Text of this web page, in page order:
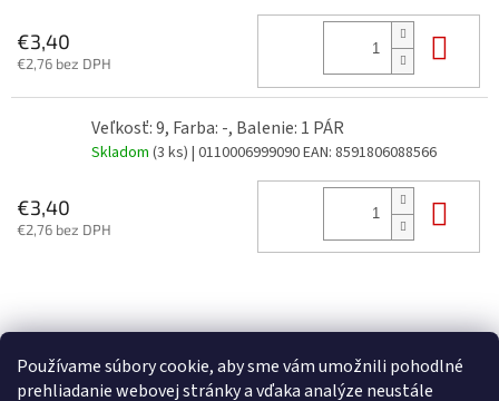
Používame súbory cookie, aby sme vám umožnili pohodlné
prehliadanie webovej stránky a vďaka analýze neustále
€3,40
€2,76 bez DPH
Veľkosť: 9, Farba: -, Balenie: 1 PÁR
Skladom (3 ks) | 0110006999090EAN: 8591806088566
€3,40
€2,76 bez DPH
á